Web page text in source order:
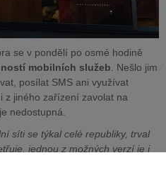
se v pondělí po osmé hodině
mobilních služeb . Nešlo jim
posílat SMS ani využívat
z jiného zařízení zavolat na
nedostupná.
síti se týkal celé republiky, trval
jednou z možných verzí je i
řízeně postupně, proto